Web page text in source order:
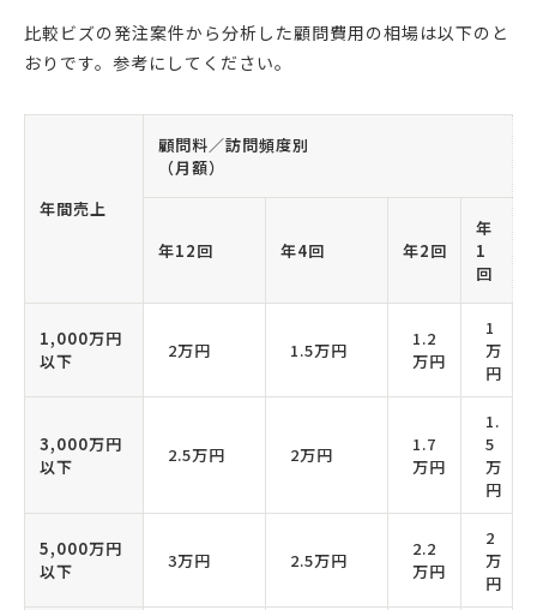
比較ビズの発注案件から分析した顧問費用の相場は以下のと
おりです。参考にしてください。
年間売上
顧問料／訪問頻度別
（月額）
年12回 年4回 年2回
年
1
回
1,000万円
以下
2万円 1.5万円
1.2
万円
1
万
円
3,000万円
以下
2.5万円 2万円
1.7
万円
1.
5
万
円
5,000万円
以下
3万円 2.5万円
2.2
万円
2
万
円